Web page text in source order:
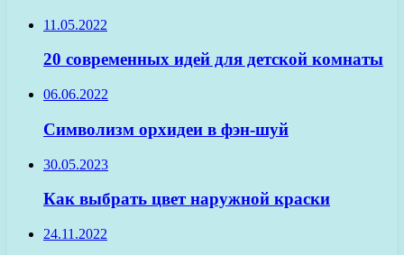
11.05.2022
20 современных идей для детской комнаты
06.06.2022
Символизм орхидеи в фэн-шуй
30.05.2023
Как выбрать цвет наружной краски
24.11.2022